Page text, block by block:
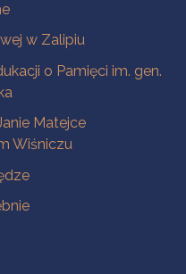
w Zalipiu
o Pamięci im. gen.
Matejce
Wiśniczu